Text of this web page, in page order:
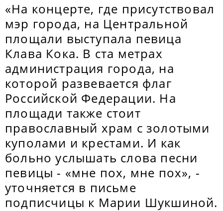
«На концерте, где присутствовал
мэр города, на Центральной
площали выступала певица
Клава Кока. В ста метрах
администрация города, на
которой развевается флаг
Российской Федерации. На
площади также стоит
православный храм с золотыми
куполами и крестами. И как
больно услышать слова песни
певицы - «мне пох, мне пох», -
уточняется в письме
подписчицы к Марии Шукшиной.